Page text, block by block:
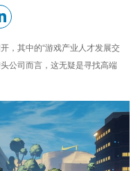
，其中的“游戏产业人才发展交
公司而言，这无疑是寻找高端